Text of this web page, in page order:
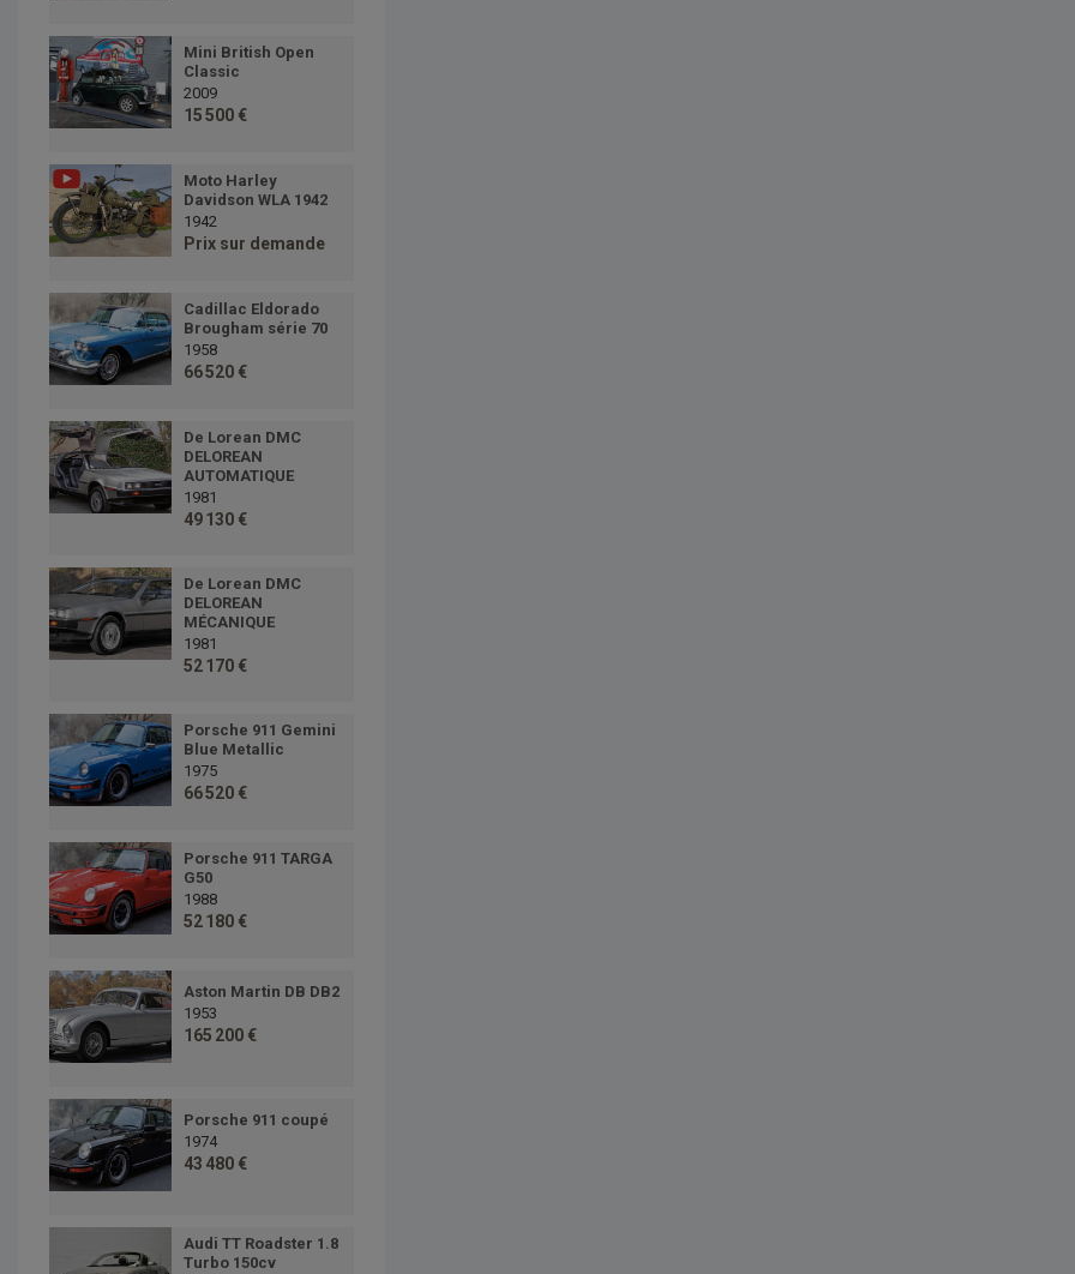
Mini British Open
Classic
2009
15 500 €
Moto Harley
Davidson WLA 1942
1942
Prix sur demande
Cadillac Eldorado
Brougham série 70
1958
66 520 €
De Lorean DMC
DELOREAN
AUTOMATIQUE
1981
49 130 €
De Lorean DMC
DELOREAN
MÉCANIQUE
1981
52 170 €
Porsche 911 Gemini
Blue Metallic
1975
66 520 €
Porsche 911 TARGA
G50
1988
52 180 €
Aston Martin DB DB2
1953
165 200 €
Porsche 911 coupé
1974
43 480 €
Audi TT Roadster 1.8
Turbo 150cv